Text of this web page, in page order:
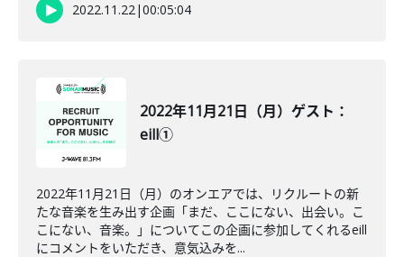
2022.11.22|00:05:04
2022年11月21日（月）ゲスト：
eill①
2022年11月21日（月）のオンエアでは、リクルートの新
たな音楽を生み出す企画「まだ、ここにない、出会い。こ
こにない、音楽。」についてこの企画に参加してくれるeill
にコメントをいただき、意気込みを...